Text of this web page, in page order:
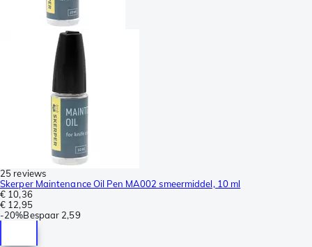
25 reviews
Skerper Maintenance Oil Pen MA002 smeermiddel, 10 ml
€ 10,36
€ 12,95
-20%Bespaar 2,59